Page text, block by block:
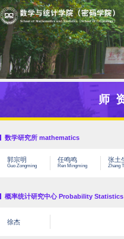
师
数学研究所 mathematics
郭宗明
Guo Zongming
任鸣鸣
Ren Mingming
张土
Zhang
概率统计研究中心 Probability Statistics
徐杰